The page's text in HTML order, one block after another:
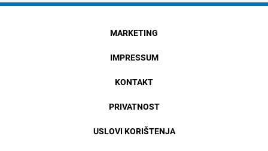
MARKETING
IMPRESSUM
KONTAKT
PRIVATNOST
USLOVI KORIŠTENJA